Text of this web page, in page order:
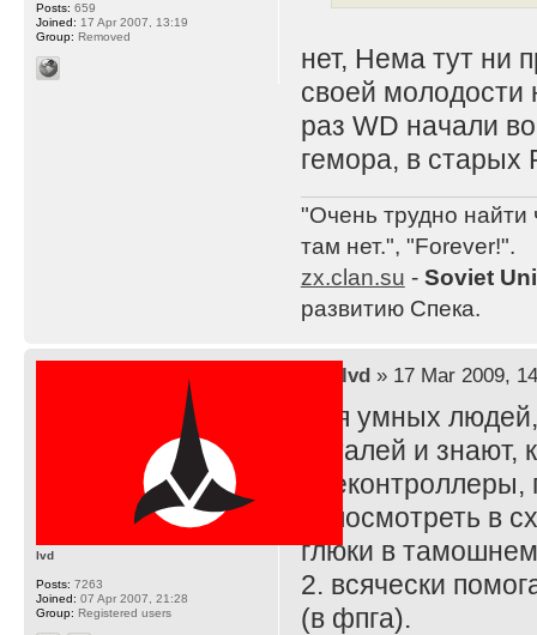
нет, Нема тут ни
своей молодости
раз WD начали
гемора, в старых
"Очень трудно найти
там нет.", "Forever!".
zx.clan.su - Soviet
развитию Спека.
Posts: 659
Joined: 17 Apr 2007, 13:19
Group: Removed
lvd» 17 Mar 2009,
Для умных
деталей и
1. посмотреть в
глюки в
2. всячески
(в фпга).
lvd
Posts: 7263
Joined: 07 Apr 2007, 21:28
Group: Registered users